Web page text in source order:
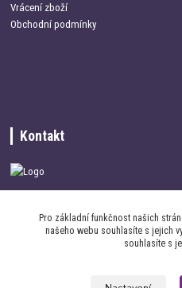
Vrácení zboží
Obchodní podmínky
Kontakt
info@oblecemepsa.cz
Pro základní funkčnost našich
našeho webu souhlasíte s jejich
souhlasíte s